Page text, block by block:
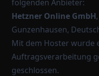
folgenden Anbieter:
Hetzner Online GmbH
Gunzenhausen,
Mit dem Hoster wurde
Auftragsverarbeitung
geschlossen.